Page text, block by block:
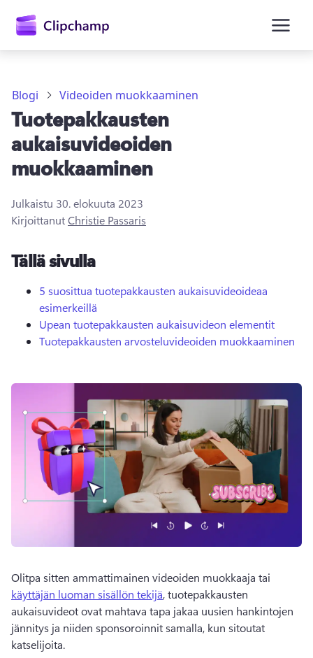
Kokeile maksutta
Blogi Videoiden muokkaaminen
Tuotepakkausten
aukaisuvideoiden
muokkaaminen
Julkaistu 30. elokuuta 2023
KirjoittanutChristie Passaris
Tällä sivulla
5 suosittua tuotepakkausten aukaisuvideoideaa
esimerkeillä
Upean tuotepakkausten aukaisuvideon elementit
Tuotepakkausten arvosteluvideoiden muokkaaminen
Olitpa sitten ammattimainen videoiden muokkaaja tai
käyttäjän luoman sisällön tekijä, tuotepakkausten
aukaisuvideot ovat mahtava tapa jakaa uusien hankintojen
jännitys ja niiden sponsoroinnit samalla, kun sitoutat
katselijoita.